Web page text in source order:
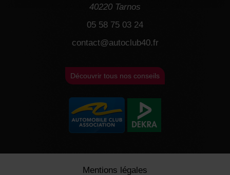
40220 Tarnos
05 58 75 03 24
contact@autoclub40.fr
Découvrir tous nos conseils
Mentions légales